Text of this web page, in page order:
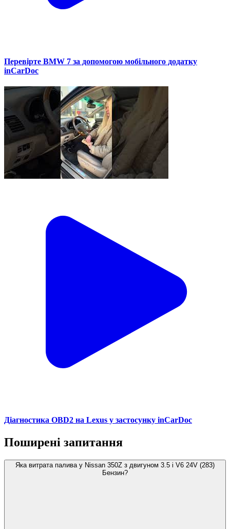
Перевірте BMW 7 за допомогою мобільного додатку
inCarDoc
Діагностика OBD2 на Lexus у застосунку inCarDoc
Поширені запитання
Яка витрата палива у Nissan 350Z з двигуном 3.5 i V6 24V (283)
Бензин?